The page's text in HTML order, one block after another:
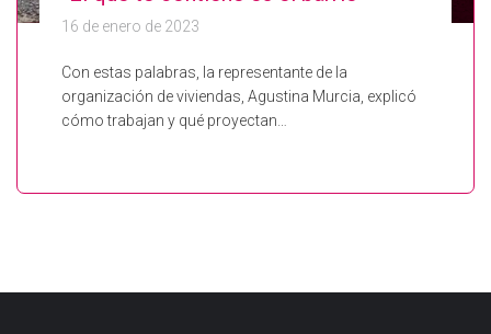
16 de enero de 2023
Con estas palabras, la representante de la
organización de viviendas, Agustina Murcia, explicó
cómo trabajan y qué proyectan…